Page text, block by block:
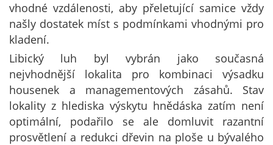
vhodné vzdálenosti, aby přeletující samice vždy
našly dostatek míst s podmínkami vhodnými pro
kladení.
Libický luh byl vybrán jako současná
nejvhodnější lokalita pro kombinaci výsadku
housenek a managementových zásahů. Stav
lokality z hlediska výskytu hnědáska zatím není
optimální, podařilo se ale domluvit razantní
prosvětlení a redukci dřevin na ploše u bývalého